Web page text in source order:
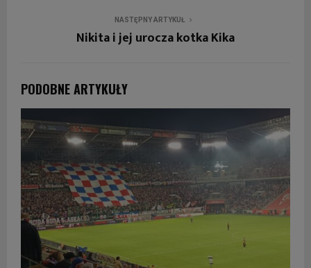
NASTĘPNY ARTYKUŁ
Nikita i jej urocza kotka Kika
PODOBNE ARTYKUŁY